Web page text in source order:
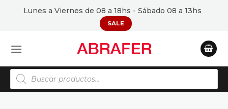
Lunes a Viernes de 08 a 18hs - Sábado 08 a 13hs
SALE
Búsqueda
de
productos